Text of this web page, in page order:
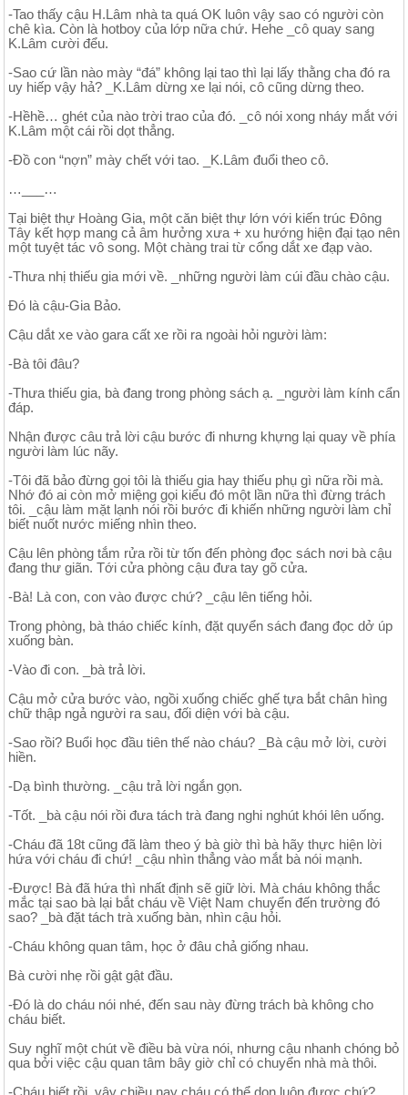
-Tao thấy cậu H.Lâm nhà ta quá OK luôn vậy sao có người còn
chê kìa. Còn là hotboy của lớp nữa chứ. Hehe _cô quay sang
K.Lâm cười đểu.
-Sao cứ lần nào mày “đá” không lại tao thì lại lấy thằng cha đó ra
uy hiếp vậy hả? _K.Lâm dừng xe lại nói, cô cũng dừng theo.
-Hềhề… ghét của nào trời trao của đó. _cô nói xong nháy mắt với
K.Lâm một cái rồi dọt thẳng.
-Đồ con “nợn” mày chết với tao. _K.Lâm đuổi theo cô.
…___…
Tại biệt thự Hoàng Gia, một căn biệt thự lớn với kiến trúc Đông
Tây kết hợp mang cả âm hưởng xưa + xu hướng hiện đại tạo nên
một tuyệt tác vô song. Một chàng trai từ cổng dắt xe đạp vào.
-Thưa nhị thiếu gia mới về. _những người làm cúi đầu chào cậu.
Đó là cậu-Gia Bảo.
Cậu dắt xe vào gara cất xe rồi ra ngoài hỏi người làm:
-Bà tôi đâu?
-Thưa thiếu gia, bà đang trong phòng sách ạ. _người làm kính cẩn
đáp.
Nhận được câu trả lời cậu bước đi nhưng khựng lại quay về phía
người làm lúc nãy.
-Tôi đã bảo đừng gọi tôi là thiếu gia hay thiếu phụ gì nữa rồi mà.
Nhớ đó ai còn mở miệng gọi kiểu đó một lần nữa thì đừng trách
tôi. _cậu làm mặt lạnh nói rồi bước đi khiến những người làm chỉ
biết nuốt nước miếng nhìn theo.
Cậu lên phòng tắm rửa rồi từ tốn đến phòng đọc sách nơi bà cậu
đang thư giãn. Tới cửa phòng cậu đưa tay gõ cửa.
-Bà! Là con, con vào được chứ? _cậu lên tiếng hỏi.
Trong phòng, bà tháo chiếc kính, đặt quyển sách đang đọc dở úp
xuống bàn.
-Vào đi con. _bà trả lời.
Cậu mở cửa bước vào, ngồi xuống chiếc ghế tựa bắt chân hìng
chữ thập ngả người ra sau, đối diện với bà cậu.
-Sao rồi? Buổi học đầu tiên thế nào cháu? _Bà cậu mở lời, cười
hiền.
-Dạ bình thường. _cậu trả lời ngắn gọn.
-Tốt. _bà cậu nói rồi đưa tách trà đang nghi nghút khói lên uống.
-Cháu đã 18t cũng đã làm theo ý bà giờ thì bà hãy thực hiện lời
hứa với cháu đi chứ! _cậu nhìn thẳng vào mắt bà nói mạnh.
-Được! Bà đã hứa thì nhất định sẽ giữ lời. Mà cháu không thắc
mắc tại sao bà lại bắt cháu về Việt Nam chuyển đến trường đó
sao? _bà đặt tách trà xuống bàn, nhìn cậu hỏi.
-Cháu không quan tâm, học ở đâu chả giống nhau.
Bà cười nhẹ rồi gật gật đầu.
-Đó là do cháu nói nhé, đến sau này đừng trách bà không cho
cháu biết.
Suy nghĩ một chút về điều bà vừa nói, nhưng cậu nhanh chóng bỏ
qua bởi việc cậu quan tâm bây giờ chỉ có chuyển nhà mà thôi.
-Cháu biết rồi, vậy chiều nay cháu có thể dọn luôn được chứ?